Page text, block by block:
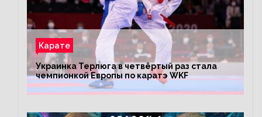
Карате
Украинка Терлюга в четвёртый раз стала
чемпионкой Европы по каратэ WKF